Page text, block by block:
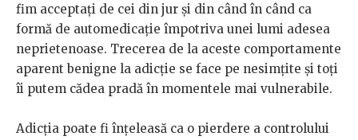
fim acceptați de cei din jur și din când în când ca
formă de automedicație împotriva unei lumi adesea
neprietenoase. Trecerea de la aceste comportamente
aparent benigne la adicție se face pe nesimțite și toți
îi putem cădea pradă în momentele mai vulnerabile.
Adicția poate fi înțeleasă ca o pierdere a controlului